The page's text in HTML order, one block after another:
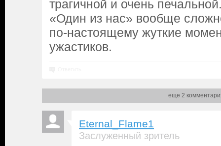
трагичной и очень
«Один из нас» вообще
по-настоящему жуткие
ужастиков.
еще 2
Eternal_Flame1
Заслуженный зритель